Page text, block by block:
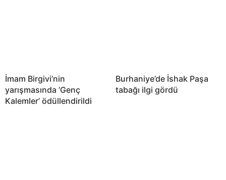
İmam Birgivi’nin
yarışmasında ’Genç
Kalemler’ ödüllendirildi
Burhaniye’de İshak Paşa
tabağı ilgi gördü